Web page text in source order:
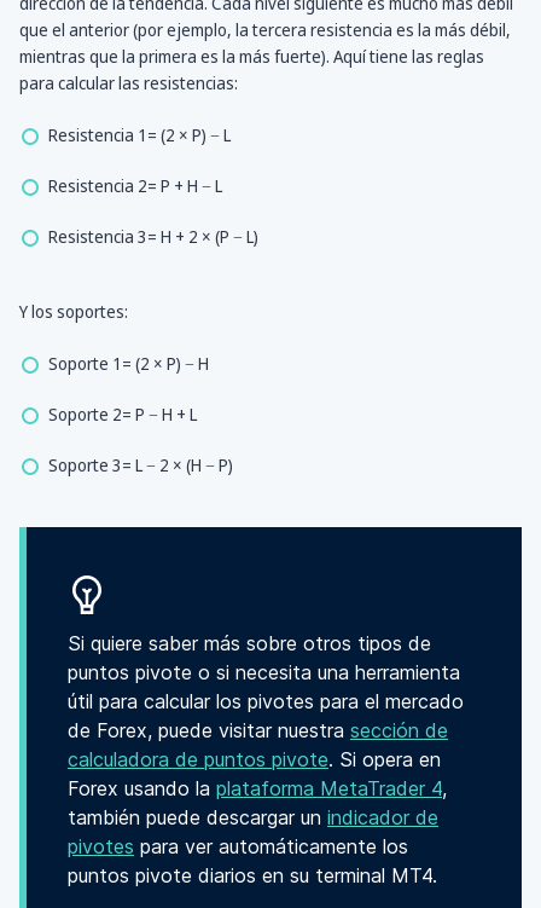
que el anterior (por ejemplo, la tercera resistencia es la más débil,
mientras que la primera es la más fuerte). Aquí tiene las reglas
para calcular las resistencias:
Resistencia 1= (2 × P) − L
Resistencia 2= P + H − L
Resistencia 3= H + 2 × (P − L)
Y los soportes:
Soporte 1= (2 × P) − H
Soporte 2= P − H + L
Soporte 3= L − 2 × (H − P)
Si quiere saber más sobre otros tipos de
puntos pivote o si necesita una herramienta
útil para calcular los pivotes para el mercado
de Forex, puede visitar nuestra sección de
calculadora de puntos pivote. Si opera en
Forex usando la plataforma MetaTrader 4,
también puede descargar un indicador de
pivotes para ver automáticamente los
puntos pivote diarios en su terminal MT4.